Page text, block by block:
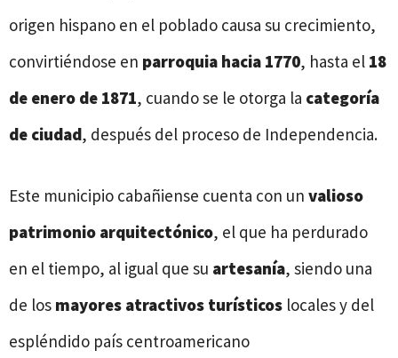
origen hispano en el poblado causa su crecimiento,
convirtiéndose en parroquia hacia 1770, hasta el 18
de enero de 1871, cuando se le otorga la categoría
de ciudad, después del proceso de Independencia.
Este municipio cabañiense cuenta con un valioso
patrimonio arquitectónico, el que ha perdurado
en el tiempo, al igual que su artesanía, siendo una
de los mayores atractivos turísticos locales y del
espléndido país centroamericano